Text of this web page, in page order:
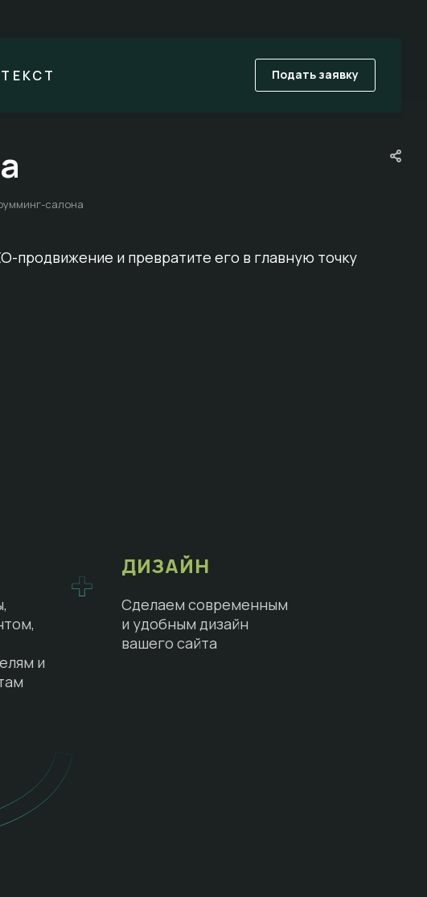
Подать заявку
салона
продвижение и превратите его в главную точку
и
ДИЗАЙН
Сделаем современным
и удобным дизайн
вашего сайта